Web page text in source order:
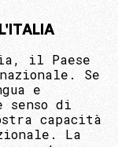
il Paese
Se
e
di
capacità
La